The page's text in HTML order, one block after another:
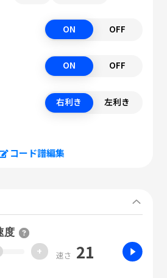
ON OFF
ON OFF
右利き 左利き
コード譜編集
度
+ 速さ 21